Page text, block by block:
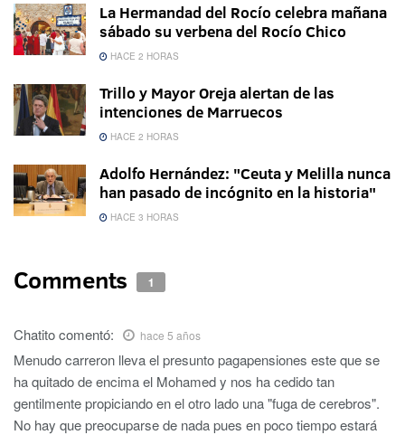
La Hermandad del Rocío celebra mañana
sábado su verbena del Rocío Chico
HACE 2 HORAS
Trillo y Mayor Oreja alertan de las
intenciones de Marruecos
HACE 2 HORAS
Adolfo Hernández: "Ceuta y Melilla nunca
han pasado de incógnito en la historia"
HACE 3 HORAS
Comments 1
Chatitocomentó: hace 5 años
Menudo carreron lleva el presunto pagapensiones este que se
ha quitado de encima el Mohamed y nos ha cedido tan
gentilmente propiciando en el otro lado una "fuga de cerebros".
No hay que preocuparse de nada pues en poco tiempo estará